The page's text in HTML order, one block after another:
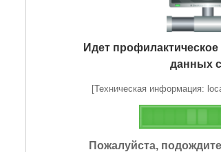
Идет
данных
[Техническая информация:
Пожалуйста,